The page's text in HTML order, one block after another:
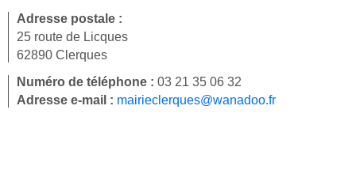
Adresse postale :
25 route de Licques
62890 Clerques
Numéro de téléphone : 03 21 35 06 32
Adresse e-mail : mairieclerques@wanadoo.fr